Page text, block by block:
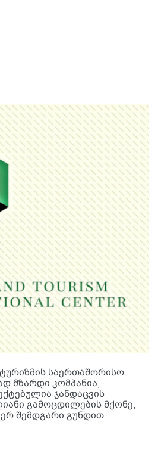
საერთაშორისო
მზარდი კომპანია,
ჯანდაცვის
გამოცდილების მქონე,
შემდგარი გუნდით.